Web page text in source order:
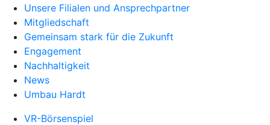
Unsere Filialen und Ansprechpartner
Mitgliedschaft
Gemeinsam stark für die Zukunft
Engagement
Nachhaltigkeit
News
Umbau Hardt
VR-Börsenspiel